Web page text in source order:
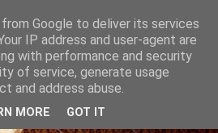
Google to deliver its services
IP address and user-agent are
with performance and security
of service, generate usage
and address abuse.
MORE GOT IT